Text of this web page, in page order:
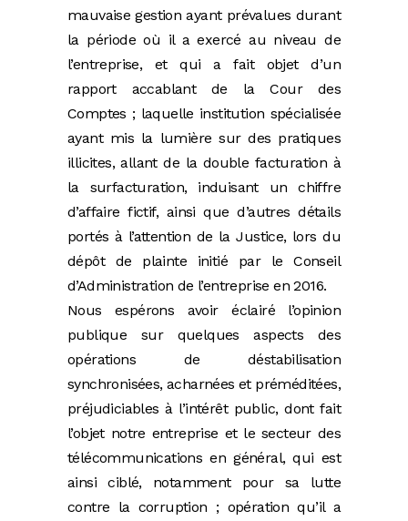
mauvaise gestion ayant prévalues durant
la période où il a exercé au niveau de
l’entreprise, et qui a fait objet d’un
rapport accablant de la Cour des
Comptes ; laquelle institution spécialisée
ayant mis la lumière sur des pratiques
illicites, allant de la double facturation à
la surfacturation, induisant un chiffre
d’affaire fictif, ainsi que d’autres détails
portés à l’attention de la Justice, lors du
dépôt de plainte initié par le Conseil
d’Administration de l’entreprise en 2016.
Nous espérons avoir éclairé l’opinion
publique sur quelques aspects des
opérations de déstabilisation
synchronisées, acharnées et préméditées,
préjudiciables à l’intérêt public, dont fait
l’objet notre entreprise et le secteur des
télécommunications en général, qui est
ainsi ciblé, notamment pour sa lutte
contre la corruption ; opération qu’il a